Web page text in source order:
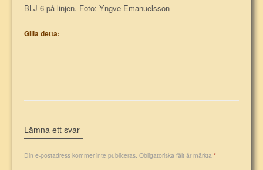
BLJ 6 på linjen. Foto: Yngve Emanuelsson
Gilla detta:
Lämna ett svar
Din e-postadress kommer inte publiceras. Obligatoriska fält är märkta *